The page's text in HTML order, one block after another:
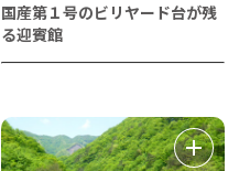
国産第１号のビリヤード台が残
る迎賓館